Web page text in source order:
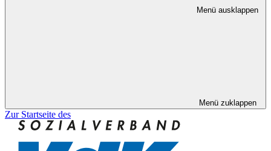
Menü ausklappen
Menü zuklappen
Zur Startseite des